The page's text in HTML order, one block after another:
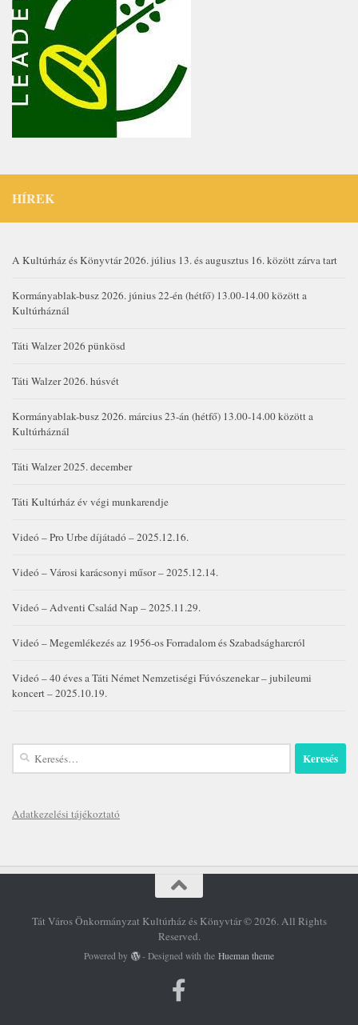
HÍREK
A Kultúrház és Könyvtár 2026. július 13. és augusztus 16. között zárva tart
Kormányablak-busz 2026. június 22-én (hétfő) 13.00-14.00 között a
Kultúrháznál
Táti Walzer 2026 pünkösd
Táti Walzer 2026. húsvét
Kormányablak-busz 2026. március 23-án (hétfő) 13.00-14.00 között a
Kultúrháznál
Táti Walzer 2025. december
Táti Kultúrház év végi munkarendje
Videó – Pro Urbe díjátadó – 2025.12.16.
Videó – Városi karácsonyi műsor – 2025.12.14.
Videó – Adventi Család Nap – 2025.11.29.
Videó – Megemlékezés az 1956-os Forradalom és Szabadságharcról
Videó – 40 éves a Táti Német Nemzetiségi Fúvószenekar – jubileumi
koncert – 2025.10.19.
Keresés:
Adatkezelési tájékoztató
Tát Város Önkormányzat Kultúrház és Könyvtár © 2026. All Rights
Reserved.
Powered by - Designed with theHueman theme